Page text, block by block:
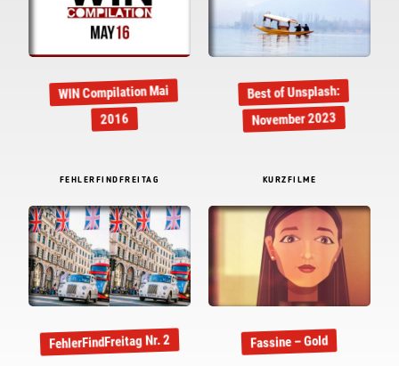
WIN Compilation Mai
2016
Best of Unsplash:
November 2023
FEHLERFINDFREITAG
FehlerFindFreitag Nr. 2
KURZFILME
Fassine – Gold